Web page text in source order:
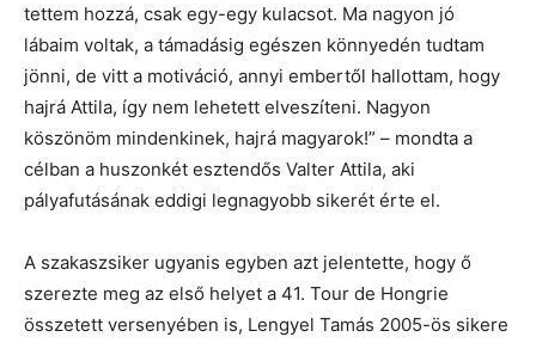
tettem hozzá, csak egy-egy kulacsot. Ma nagyon jó
lábaim voltak, a támadásig egészen könnyedén tudtam
jönni, de vitt a motiváció, annyi embertől hallottam, hogy
hajrá Attila, így nem lehetett elveszíteni. Nagyon
köszönöm mindenkinek, hajrá magyarok!” – mondta a
célban a huszonkét esztendős Valter Attila, aki
pályafutásának eddigi legnagyobb sikerét érte el.
A szakaszsiker ugyanis egyben azt jelentette, hogy ő
szerezte meg az első helyet a 41. Tour de Hongrie
összetett versenyében is, Lengyel Tamás 2005-ös sikere